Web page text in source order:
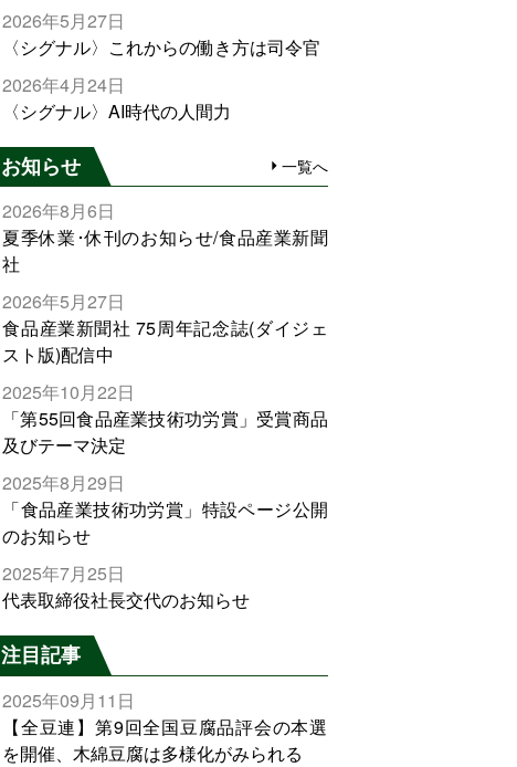
2026年5月27日
〈シグナル〉これからの働き方は司令官
2026年4月24日
〈シグナル〉AI時代の人間力
お知らせ 一覧へ
2026年8月6日
夏季休業･休刊のお知らせ/食品産業新聞
社
2026年5月27日
食品産業新聞社 75周年記念誌(ダイジェ
スト版)配信中
2025年10月22日
「第55回食品産業技術功労賞」受賞商品
及びテーマ決定
2025年8月29日
「食品産業技術功労賞」特設ページ公開
のお知らせ
2025年7月25日
代表取締役社長交代のお知らせ
注目記事
2025年09月11日
【全豆連】第9回全国豆腐品評会の本選
を開催、木綿豆腐は多様化がみられる